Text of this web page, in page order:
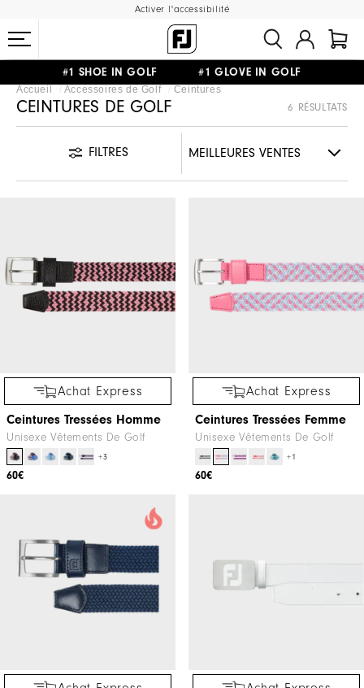
Activer l'accessibilité
#1 SHOE IN GOLF #1 GLOVE IN GOLF
LIVRAISON OFFERTEDÈS 99€+ &
Accueil Accessoires de Golf Ceintures
CEINTURES DE GOLF 6 RÉSULTATS
FILTRES
Achat Express
Ceintures Tressées Homme
Unisexe Vêtements De Golf
+3
60€
Achat Express
Ceintures Tressées Femme
Unisexe Vêtements De Golf
+1
60€